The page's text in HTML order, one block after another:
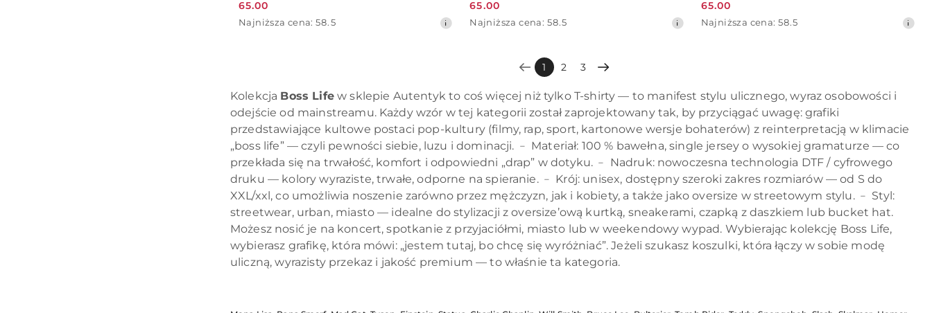
Cena
promocyjna:
65.00
Najniższa
obniżką
Najniższa cena: 58.5
Cena
promocyjna:
65.00
Najniższa
obniżką
Najniższa cena: 58.5
Cena
promocyjna:
65.00
Najniższa
obniżką
Najniższa cena: 58.5
1 2 3
Kolekcja Boss Lifew sklepie Autentyk to coś więcej niż tylko T-shirty — to manifest stylu ulicznego, wyraz osobowości i
odejście od mainstreamu. Każdy wzór w tej kategorii został zaprojektowany tak, by przyciągać uwagę: grafiki
przedstawiające kultowe postaci pop-kultury (filmy, rap, sport, kartonowe wersje bohaterów) z reinterpretacją w klimacie
„boss life” — czyli pewności siebie, luzu i dominacji. ﹣ Materiał: 100 % bawełna, single jersey o wysokiej gramaturze — co
przekłada się na trwałość, komfort i odpowiedni „drap” w dotyku. ﹣ Nadruk: nowoczesna technologia DTF / cyfrowego
druku — kolory wyraziste, trwałe, odporne na spieranie. ﹣ Krój: unisex, dostępny szeroki zakres rozmiarów — od S do
XXL/xxl, co umożliwia noszenie zarówno przez mężczyzn, jak i kobiety, a także jako oversize w streetowym stylu. ﹣ Styl:
streetwear, urban, miasto — idealne do stylizacji z oversize’ową kurtką, sneakerami, czapką z daszkiem lub bucket hat.
Możesz nosić je na koncert, spotkanie z przyjaciółmi, miasto lub w weekendowy wypad. Wybierając kolekcję Boss Life,
wybierasz grafikę, która mówi: „jestem tutaj, bo chcę się wyróżniać”. Jeżeli szukasz koszulki, która łączy w sobie modę
uliczną, wyrazisty przekaz i jakość premium — to właśnie ta kategoria.